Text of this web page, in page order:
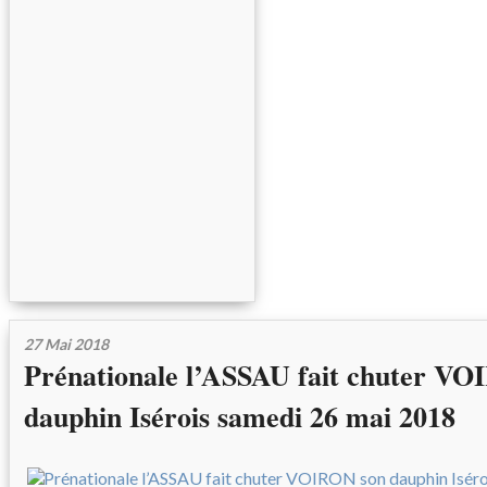
27 Mai 2018
Prénationale l’ASSAU fait chuter
dauphin Isérois samedi 26 mai 2018